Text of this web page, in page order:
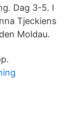
Dag 3-5. I
Tjeckiens
Moldau.